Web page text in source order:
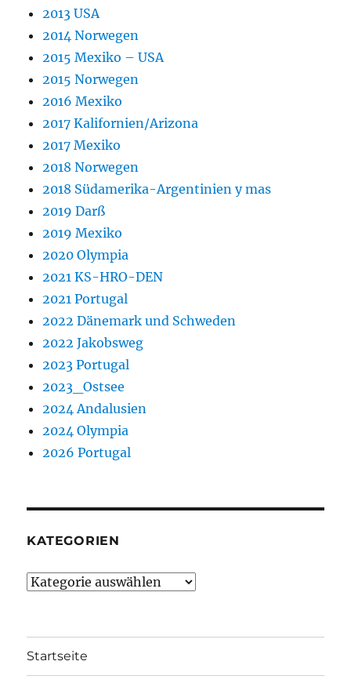
2013 USA
2014 Norwegen
2015 Mexiko – USA
2015 Norwegen
2016 Mexiko
2017 Kalifornien/Arizona
2017 Mexiko
2018 Norwegen
2018 Südamerika-Argentinien y mas
2019 Darß
2019 Mexiko
2020 Olympia
2021 KS-HRO-DEN
2021 Portugal
2022 Dänemark und Schweden
2022 Jakobsweg
2023 Portugal
2023_Ostsee
2024 Andalusien
2024 Olympia
2026 Portugal
KATEGORIEN
Kategorien
Startseite